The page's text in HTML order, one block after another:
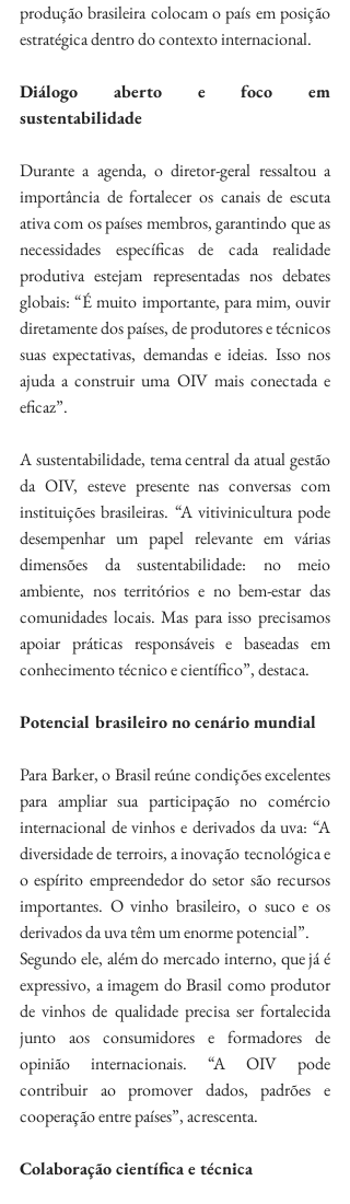
produção brasileira colocam o país em posição
estratégica dentro do contexto internacional.
Diálogo aberto e foco em
sustentabilidade
Durante a agenda, o diretor-geral ressaltou a
importância de fortalecer os canais de escuta
ativa com os países membros, garantindo que as
necessidades específicas de cada realidade
produtiva estejam representadas nos debates
globais: “É muito importante, para mim, ouvir
diretamente dos países, de produtores e técnicos
suas expectativas, demandas e ideias. Isso nos
ajuda a construir uma OIV mais conectada e
eficaz”.
A sustentabilidade, tema central da atual gestão
da OIV, esteve presente nas conversas com
instituições brasileiras. “A vitivinicultura pode
desempenhar um papel relevante em várias
dimensões da sustentabilidade: no meio
ambiente, nos territórios e no bem-estar das
comunidades locais. Mas para isso precisamos
apoiar práticas responsáveis e baseadas em
conhecimento técnico e científico”, destaca.
Potencial brasileiro no cenário mundial
Para Barker, o Brasil reúne condições excelentes
para ampliar sua participação no comércio
internacional de vinhos e derivados da uva: “A
diversidade de terroirs, a inovação tecnológica e
o espírito empreendedor do setor são recursos
importantes. O vinho brasileiro, o suco e os
derivados da uva têm um enorme potencial”.
Segundo ele, além do mercado interno, que já é
expressivo, a imagem do Brasil como produtor
de vinhos de qualidade precisa ser fortalecida
junto aos consumidores e formadores de
opinião internacionais. “A OIV pode
contribuir ao promover dados, padrões e
cooperação entre países”, acrescenta.
Colaboração científica e técnica